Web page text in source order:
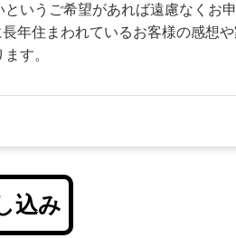
いうご希望があれば遠慮なくお申
年住まわれているお客様の感想
す。
込み